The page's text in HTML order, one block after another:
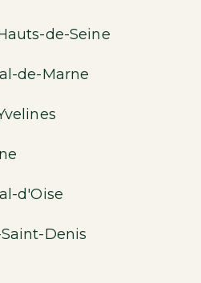
de-Seine
de-Marne
d'Oise
Denis